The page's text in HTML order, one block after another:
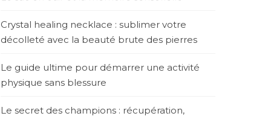
Crystal healing necklace : sublimer votre
décolleté avec la beauté brute des pierres
Le guide ultime pour démarrer une activité
physique sans blessure
Le secret des champions : récupération,